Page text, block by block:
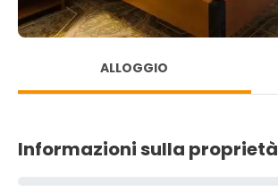
ALLOGGIO
Informazioni sulla proprietà